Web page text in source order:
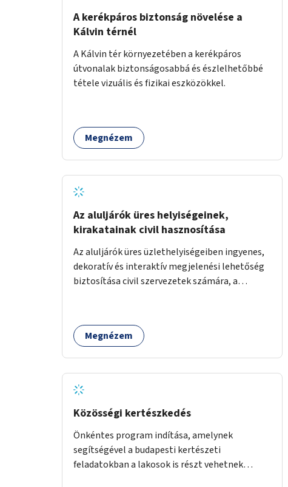
A kerékpáros biztonság növelése a
Kálvin térnél
A Kálvin tér környezetében a kerékpáros
útvonalak biztonságosabbá és észlelhetőbbé
tétele vizuális és fizikai eszközökkel.
Megnézem
Az aluljárók üres helyiségeinek,
kirakatainak civil hasznosítása
Az aluljárók üres üzlethelyiségeiben ingyenes,
dekoratív és interaktív megjelenési lehetőség
biztosítása civil szervezetek számára, a
mutassanak be látványos, gondolatébresztő
formában, például rajzokkal, kérdésekkel,
nélkül, a jelenlegi elhanyagolt állapot helyett.
Megnézem
Közösségi kertészkedés
Önkéntes program indítása, amelynek
segítségével a budapesti kertészeti
feladatokban a lakosok is részt vehetnek